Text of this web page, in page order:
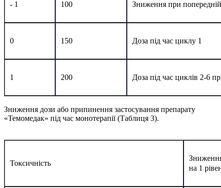
- 1 100 Зниження при
0 150 Доза під час циклу 1
1 200 Доза під час циклів 2-6
Зниження дози або припинення застосування препарату
«Темомедак» під час монотерапії (Таблиця 3).
Токсичність
на 1